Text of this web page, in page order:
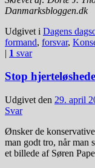
Danmarksbloggen.dk
Udgivet i Dagens
formand, forsvar,
| 1 svar
Stop
Udgivet den 29. april
Svar
Ønsker de
man godt tro, når man
et billede af Søren